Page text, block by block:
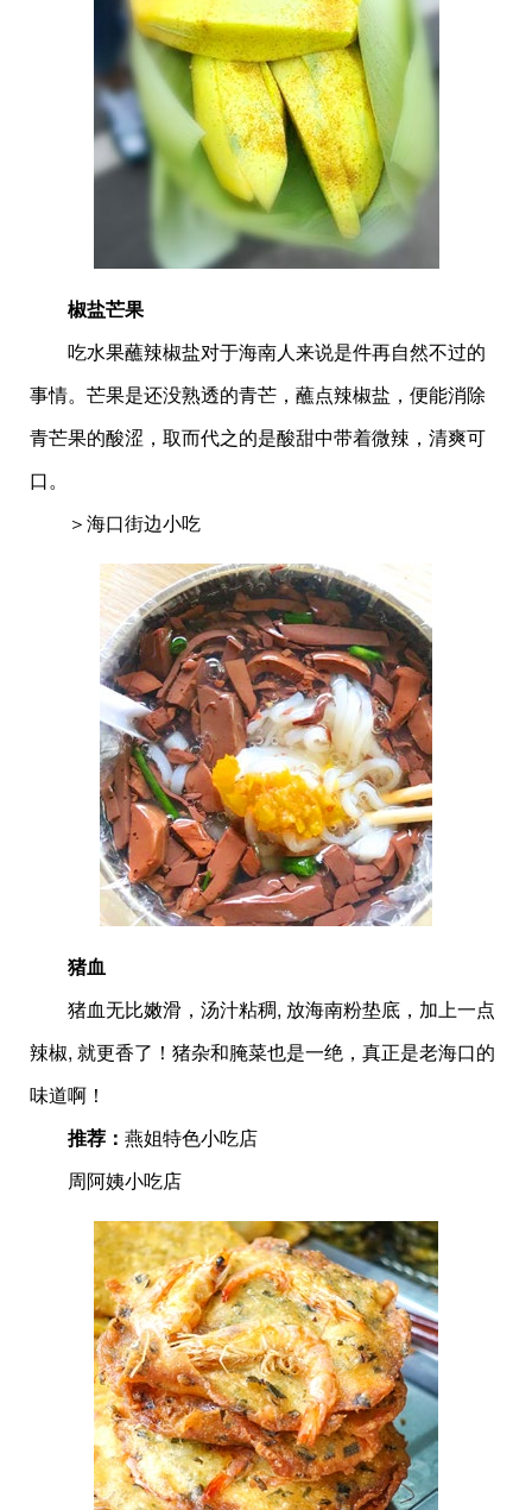
椒盐芒果
吃水果蘸辣椒盐对于海南人来说是件再自然不过的
事情。芒果是还没熟透的青芒，蘸点辣椒盐，便能消除
青芒果的酸涩，取而代之的是酸甜中带着微辣，清爽可
口。
＞海口街边小吃
猪血
猪血无比嫩滑，汤汁粘稠, 放海南粉垫底，加上一点
辣椒, 就更香了！猪杂和腌菜也是一绝，真正是老海口的
味道啊！
推荐： 燕姐特色小吃店
周阿姨小吃店